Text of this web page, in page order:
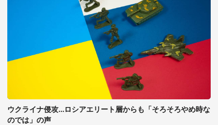
ウクライナ侵攻...ロシアエリート層からも「そろそろやめ時な
のでは」の声